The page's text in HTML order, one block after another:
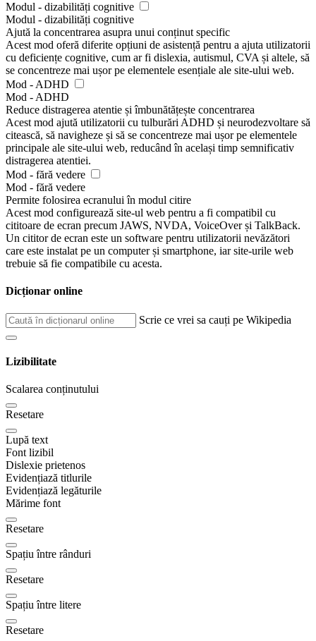
Modul - dizabilități cognitive
Modul - dizabilități cognitive
Ajută la concentrarea asupra unui conținut specific
Acest mod oferă diferite opțiuni de asistență pentru a ajuta utilizatorii
cu deficiențe cognitive, cum ar fi dislexia, autismul, CVA și altele, să
se concentreze mai ușor pe elementele esențiale ale site-ului web.
Mod - ADHD
Mod - ADHD
Reduce distragerea atentie și îmbunătățește concentrarea
Acest mod ajută utilizatorii cu tulburări ADHD și neurodezvoltare să
citească, să navigheze și să se concentreze mai ușor pe elementele
principale ale site-ului web, reducând în același timp semnificativ
distragerea atentiei.
Mod - fără vedere
Mod - fără vedere
Permite folosirea ecranului în modul citire
Acest mod configurează site-ul web pentru a fi compatibil cu
cititoare de ecran precum JAWS, NVDA, VoiceOver și TalkBack.
Un cititor de ecran este un software pentru utilizatorii nevăzători
care este instalat pe un computer și smartphone, iar site-urile web
trebuie să fie compatibile cu acesta.
Dicționar online
Scrie ce vrei sa cauți pe Wikipedia
Lizibilitate
Scalarea conținutului
Resetare
Lupă text
Font lizibil
Dislexie prietenos
Evidențiază titlurile
Evidențiază legăturile
Mărime font
Resetare
Spațiu între rânduri
Resetare
Spațiu între litere
Resetare